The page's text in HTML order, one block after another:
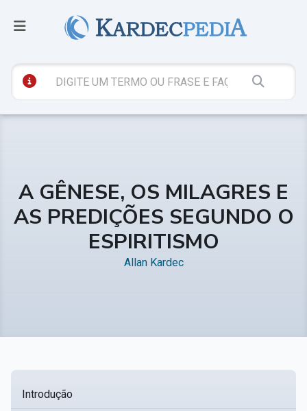
A GÊNESE, OS MILAGRES E
AS PREDIÇÕES SEGUNDO O
ESPIRITISMO
Allan Kardec
Introdução